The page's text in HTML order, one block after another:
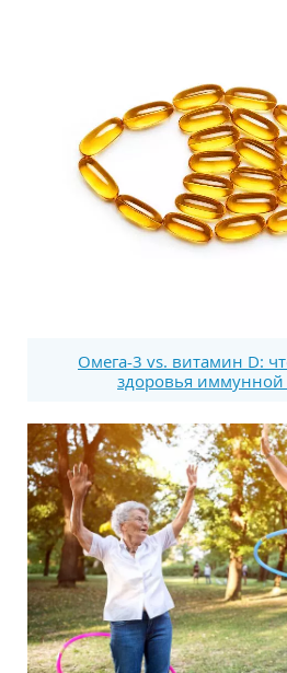
Омега-3 vs. витамин D:
здоровья иммунной